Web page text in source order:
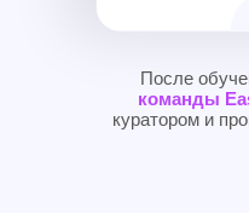
После
команды
куратором и